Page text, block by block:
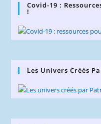
Covid-19 :
!
Les Univers Créés